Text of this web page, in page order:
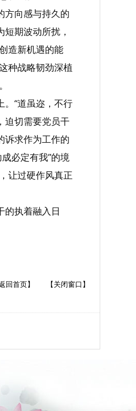
方向感与持久的
期波动所扰，
造新机遇的能
种战略韧劲深植
。“道虽迩，不行
迫切需要党员干
诉求作为工作的
必定有我”的境
让过硬作风真正
的执着融入日
回首页】 【关闭窗口】